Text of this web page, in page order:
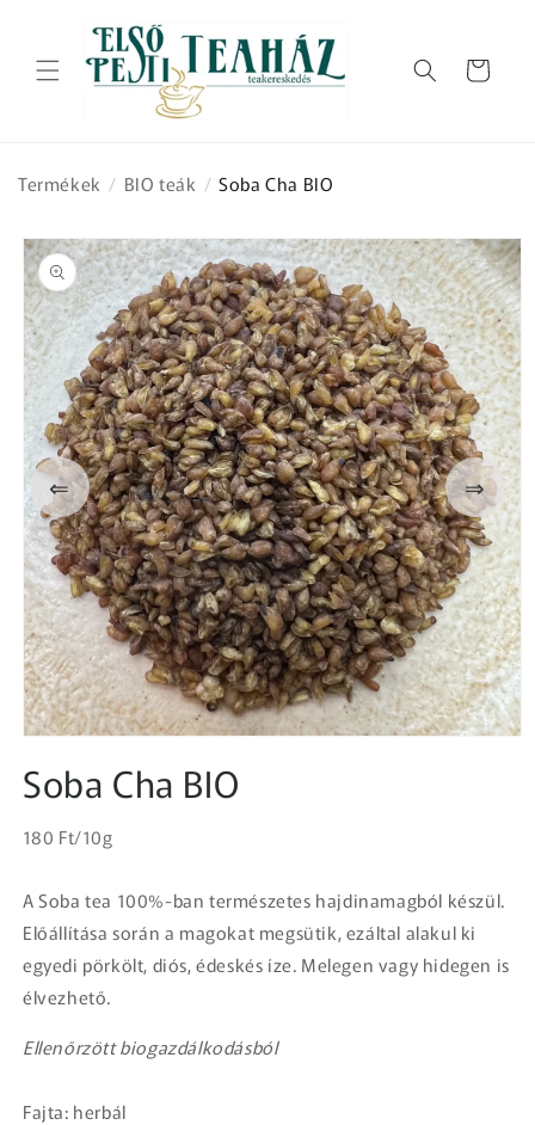
tartalomhoz
Kosár
Termékek / BIO teák / Soba Cha BIO
⇐
Kihagyás, és
ugrás a
termékadatokra
megnyitása
a
párbeszédpanelen
⇒
Soba Cha BIO
Normál
Egységár
180 Ft/10g
A Soba tea 100%-ban természetes hajdinamagból készül.
Előállítása során a magokat megsütik, ezáltal alakul ki
egyedi pörkölt, diós, édeskés íze. Melegen vagy hidegen is
élvezhető.
Ellenőrzött biogazdálkodásból
Fajta: herbál